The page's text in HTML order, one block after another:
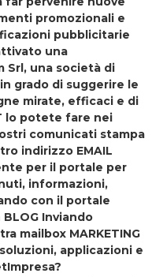
promozionali e
pubblicitarie
una
Srl, una società di
grado di suggerire le
mirate, efficaci e di
lo potete fare nei
comunicati stampa
indirizzo EMAIL
per il portale per
informazioni,
con il portale
Inviando
mailbox MARKETING
applicazioni e